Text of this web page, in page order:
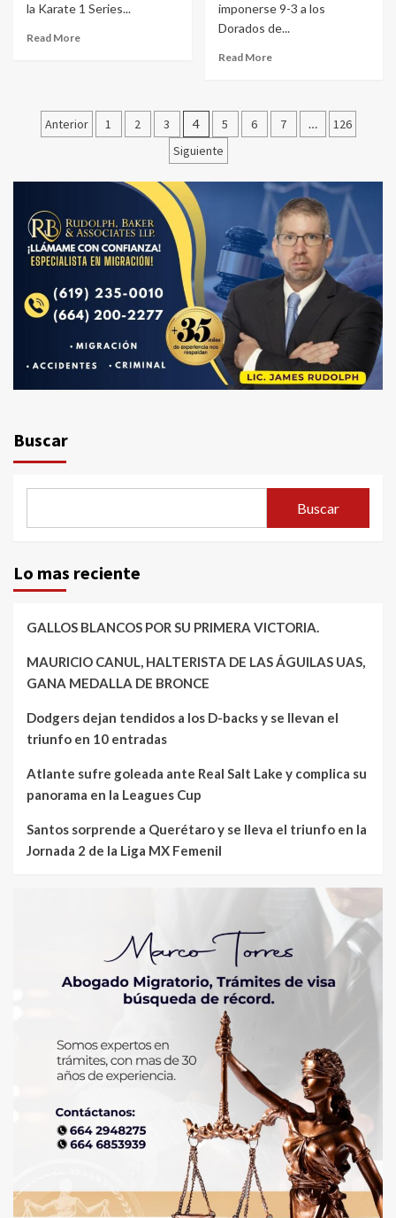
la Karate 1 Series...
Read More
imponerse 9-3 a los
Dorados de...
Read More
Paginación
entradas
Anterior 1 2 3 4 5 6 7 …
126
Siguiente
Buscar
Buscar
Lo mas reciente
GALLOS BLANCOS POR SU PRIMERA VICTORIA.
MAURICIO CANUL, HALTERISTA DE LAS ÁGUILAS UAS,
GANA MEDALLA DE BRONCE
Dodgers dejan tendidos a los D-backs y se llevan el
triunfo en 10 entradas
Atlante sufre goleada ante Real Salt Lake y complica su
panorama en la Leagues Cup
Santos sorprende a Querétaro y se lleva el triunfo en la
Jornada 2 de la Liga MX Femenil